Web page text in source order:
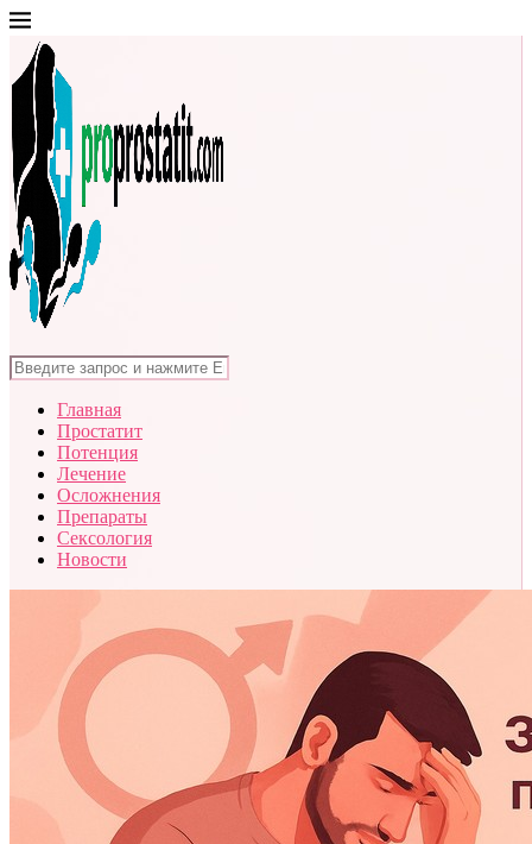
Главная
Простатит
Потенция
Лечение
Осложнения
Препараты
Сексология
Новости